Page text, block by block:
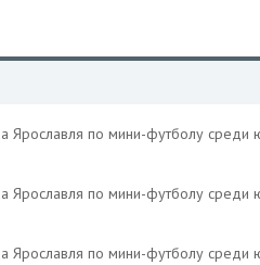
Ярославля по мини-футболу
Ярославля по мини-футболу
Ярославля по мини-футболу